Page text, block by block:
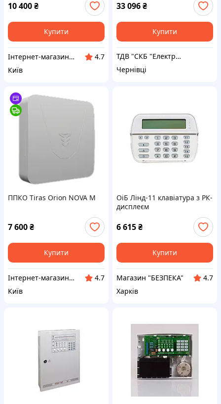
10 400₴
Купити
Інтернет-магазин Kronverk
4.7
Київ
33 096₴
Купити
ТДВ "СКБ "Електронмаш"
Чернівці
ППКО Tiras Orion NOVA M
7 600₴
Купити
Інтернет-магазин Kronverk
4.7
Київ
ОіБ Лінд-11 клавіатура з РК-
дисплеєм
6 615₴
Купити
Магазин "БЕЗПЕКА"
4.7
Харків